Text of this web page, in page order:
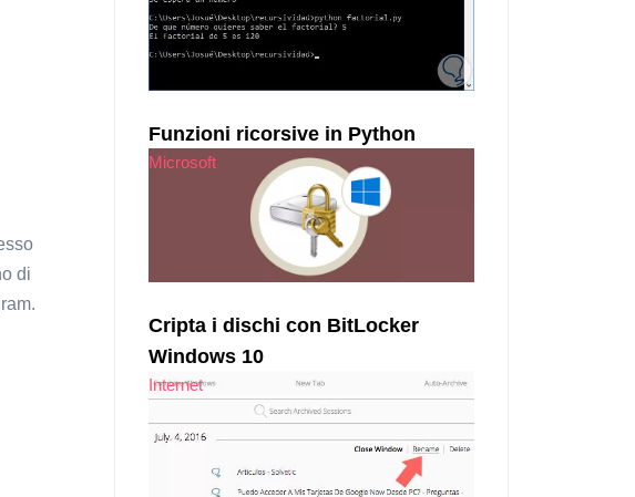
di
Funzioni ricorsive in Python
Microsoft
Cripta i dischi con BitLocker
Windows 10
Internet